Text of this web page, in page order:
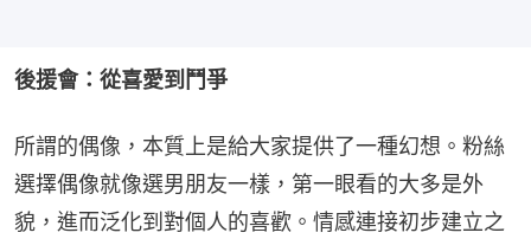
後援會：從喜愛到鬥爭
所謂的偶像，本質上是給大家提供了一種幻想。粉絲
選擇偶像就像選男朋友一樣，第一眼看的大多是外
貌，進而泛化到對個人的喜歡。情感連接初步建立之